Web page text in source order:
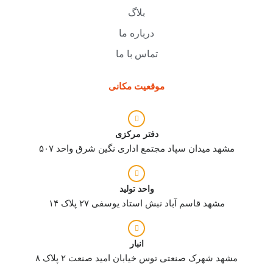
بلاگ
درباره ما
تماس با ما
موقعیت مکانی
دفتر مرکزی
مشهد میدان سپاد مجتمع اداری نگین شرق واحد ۵۰۷
واحد تولید
مشهد قاسم آباد نبش استاد یوسفی ۲۷ پلاک ۱۴
انبار
مشهد شهرک صنعتی توس خیابان امید صنعت ۲ پلاک ۸